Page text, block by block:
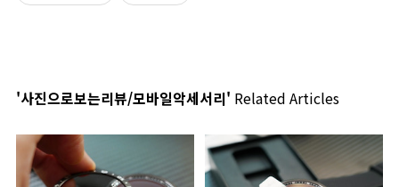
'사진으로보는리뷰/모바일악세서리' Related Articles